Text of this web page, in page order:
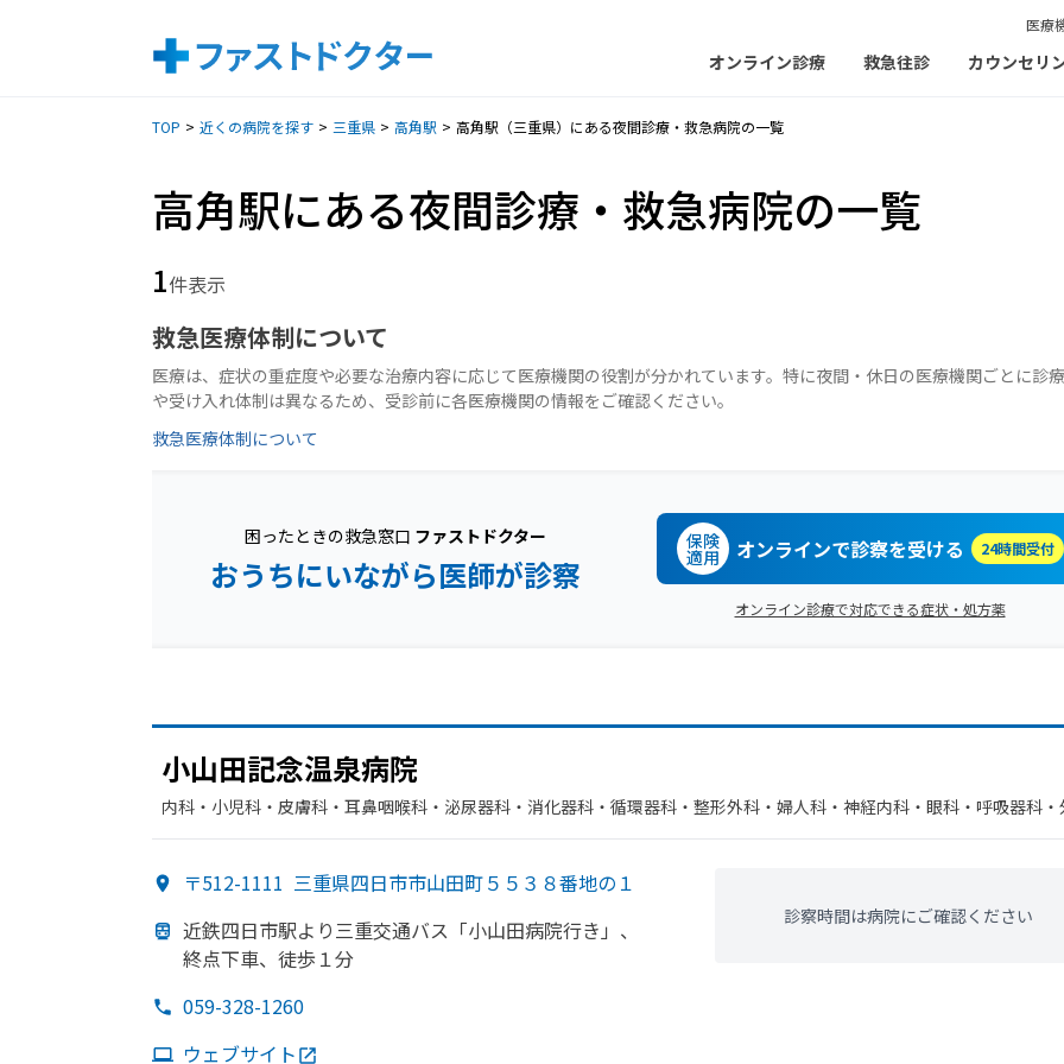
医療
オンライン診療 救急往診 カウンセリ
TOP 近くの病院を探す 三重県 高角駅 高角駅（三重県）にある夜間診療・救急病院の一覧
高角駅にある夜間診療・救急病院の一覧
1件表示
救急医療体制について
医療は、症状の重症度や必要な治療内容に応じて医療機関の役割が分かれています。特に夜間・休日の医療機関ごとに診
や受け入れ体制は異なるため、受診前に各医療機関の情報をご確認ください。
救急医療体制について
困ったときの救急窓口 ファストドクター
おうちにいながら医師が診察
保険
適用 オンラインで診察を受ける 24時間受付
オンライン診療で対応できる症状・処方薬
小山田記念温泉病院
内科・​小児科・​皮膚科・​耳鼻咽喉科・​泌尿器科・​消化器科・​循環器科・​整形外科・​婦人科・​神経内科・​眼科・​呼吸器科・​
〒512-1111 三重県四日市市山田町５５３８番地の１
近鉄四日市駅より三重交通バス「小山田病院行き」、
終点下車、 徒歩１分
059-328-1260
ウェブサイト
診察時間は病院にご確認ください